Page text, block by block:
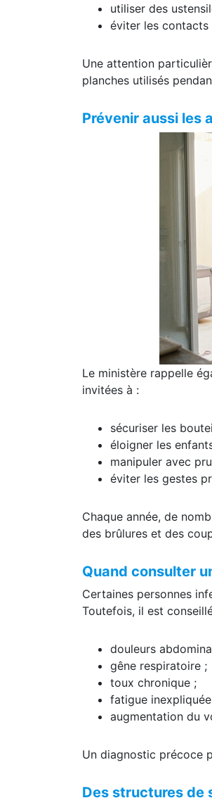
utiliser des
éviter les contacts
Une attention
planches utilisés
Prévenir aussi les
Le ministère rappelle
invitées à :
sécuriser les
éloigner les
manipuler avec
éviter les gestes
Chaque année, de
des brûlures et des
Quand consulter
Certaines personnes
Toutefois, il est
douleurs
gêne respiratoire ;
toux chronique ;
fatigue
augmentation du
Un diagnostic précoce
Des structures de